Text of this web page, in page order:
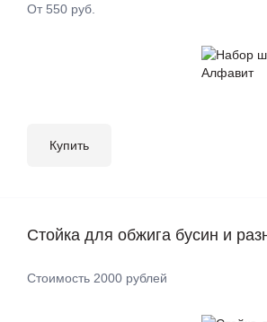
От 550 руб.
Купить
Стойка для обжига бусин и
Стоимость 2000 рублей